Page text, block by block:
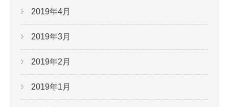
2019年4月
2019年3月
2019年2月
2019年1月